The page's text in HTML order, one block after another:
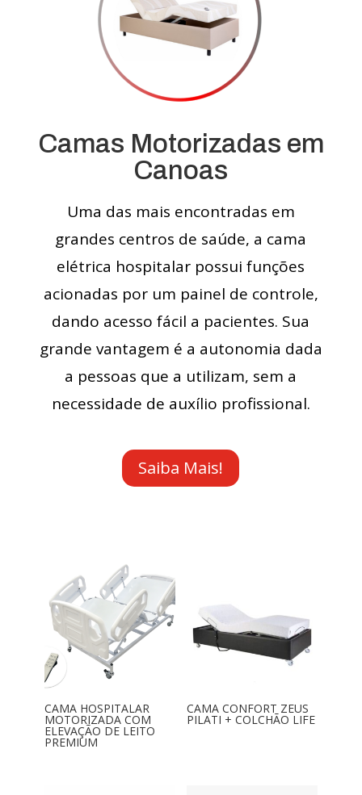
Camas Motorizadas em
Canoas
Uma das mais encontradas em
grandes centros de saúde, a cama
elétrica hospitalar possui funções
acionadas por um painel de controle,
dando acesso fácil a pacientes. Sua
grande vantagem é a autonomia dada
a pessoas que a utilizam, sem a
necessidade de auxílio profissional.
Saiba Mais!
CAMA HOSPITALAR
MOTORIZADA COM
ELEVAÇÃO DE LEITO
PREMIUM
CAMA CONFORT ZEUS
PILATI + COLCHÃO LIFE